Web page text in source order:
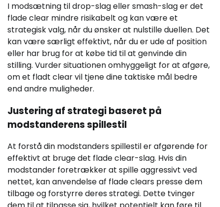
I modsætning til drop-slag eller smash-slag er det
flade clear mindre risikabelt og kan være et
strategisk valg, når du ønsker at nulstille duellen. Det
kan være særligt effektivt, når du er ude af position
eller har brug for at købe tid til at genvinde din
stilling. Vurder situationen omhyggeligt for at afgøre,
om et fladt clear vil tjene dine taktiske mål bedre
end andre muligheder.
Justering af strategi baseret på
modstanderens spillestil
At forstå din modstanders spillestil er afgørende for
effektivt at bruge det flade clear-slag. Hvis din
modstander foretrækker at spille aggressivt ved
nettet, kan anvendelse af flade clears presse dem
tilbage og forstyrre deres strategi. Dette tvinger